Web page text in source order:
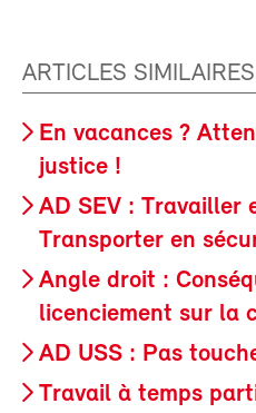
ARTICLES SIMILAIRES
En vacances ?
justice !
AD SEV : Travailler
Transporter en
Angle droit :
licenciement sur la
AD USS : Pas
Travail à temps